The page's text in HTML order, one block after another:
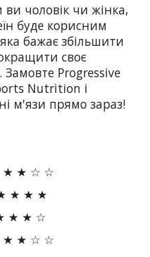
ви чоловік чи жінка,
буде корисним
бажає збільшити
своє
Progressive
Nutrition і
м'язи прямо зараз!
★ ★ ☆ ☆
★ ★ ★ ★
★ ★ ★ ☆
★ ★ ☆ ☆